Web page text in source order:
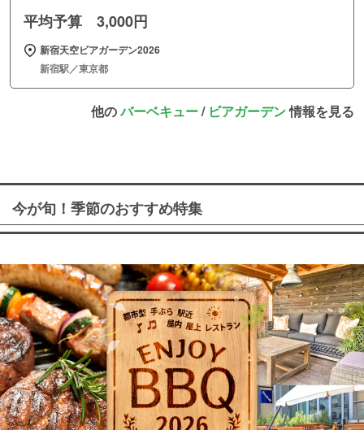
平均予算 3,000円
新宿天空ビアガーデン2026
新宿駅／東京都
他のバーベキュー/ ビアガーデン情報を見る
今が旬！季節のおすすめ特集